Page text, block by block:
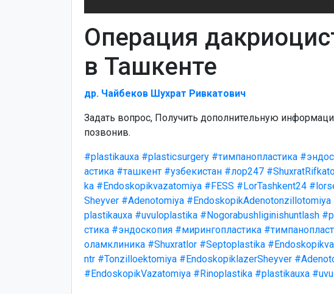
Операция
в Ташкенте
др. Чайбеков Шухрат Ривкатович
Задать вопрос, Получить дополнительную
позвонив.
#plastikauxa #plasticsurgery #тимпанопластика
астика #ташкент #узбекистан #лор247
ka #Endoskopikvazatomiya #FESS #LorTashkent24
Sheyver #Adenotomiya #EndoskopikAdenotonzillotomiya
plastikauxa #uvuloplastika #Nogorabushliginishuntlash
стика #эндоскопия #мирингопластика
оламклиника #Shuxratlor #Septoplastika
ntr #Tonzilloektomiya #EndoskopiklazerSheyver
#EndoskopikVazatomiya #Rinoplastika #plastikauxa